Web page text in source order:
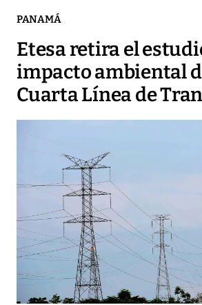
PANAMÁ
Etesa retira el
impacto ambiental
Cuarta Línea de